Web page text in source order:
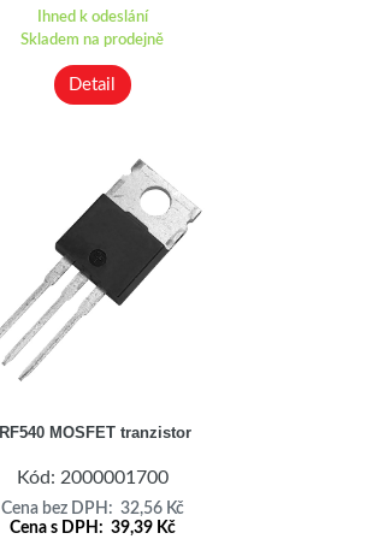
Ihned k odeslání
Skladem na prodejně
Detail
IRF540 MOSFET tranzistor
Kód: 2000001700
Cena bez DPH: 32,56 Kč
Cena s DPH: 39,39 Kč